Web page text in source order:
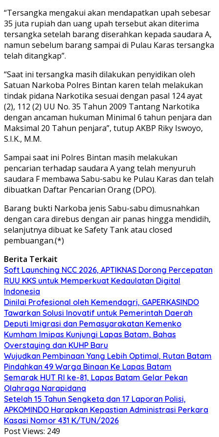
“Tersangka mengakui akan mendapatkan upah sebesar
35 juta rupiah dan uang upah tersebut akan diterima
tersangka setelah barang diserahkan kepada saudara A,
namun sebelum barang sampai di Pulau Karas tersangka
telah ditangkap”.
“Saat ini tersangka masih dilakukan penyidikan oleh
Satuan Narkoba Polres Bintan karen telah melakukan
tindak pidana Narkotika sesuai dengan pasal 124 ayat
(2), 112 (2) UU No. 35 Tahun 2009 Tantang Narkotika
dengan ancaman hukuman Minimal 6 tahun penjara dan
Maksimal 20 Tahun penjara”, tutup AKBP Riky Iswoyo,
S.I.K., M.M.
Sampai saat ini Polres Bintan masih melakukan
pencarian terhadap saudara A yang telah menyuruh
saudara F membawa Sabu-sabu ke Pulau Karas dan telah
dibuatkan Daftar Pencarian Orang (DPO).
Barang bukti Narkoba jenis Sabu-sabu dimusnahkan
dengan cara direbus dengan air panas hingga mendidih,
selanjutnya dibuat ke Safety Tank atau closed
pembuangan.(*)
Berita Terkait
Soft Launching NCC 2026, APTIKNAS Dorong Percepatan
RUU KKS untuk Memperkuat Kedaulatan Digital
Indonesia
Dinilai Profesional oleh Kemendagri, GAPERKASINDO
Tawarkan Solusi Inovatif untuk Pemerintah Daerah
Deputi Imigrasi dan Pemasyarakatan Kemenko
Kumham Imipas Kunjungi Lapas Batam, Bahas
Overstaying dan KUHP Baru
Wujudkan Pembinaan Yang Lebih Optimal, Rutan Batam
Pindahkan 49 Warga Binaan Ke Lapas Batam
Semarak HUT RI ke-81, Lapas Batam Gelar Pekan
Olahraga Narapidana
Setelah 15 Tahun Sengketa dan 17 Laporan Polisi,
APKOMINDO Harapkan Kepastian Administrasi Perkara
Kasasi Nomor 431 K/TUN/2026
Post Views: 249